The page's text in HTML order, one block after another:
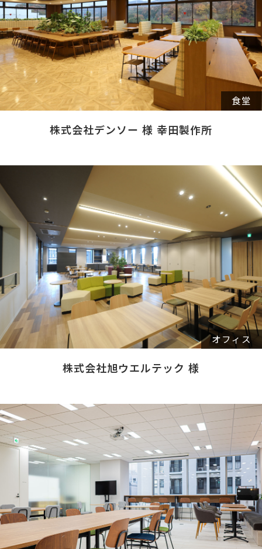
食堂
株式会社デンソー 様 幸田製作所
オフィス
株式会社旭ウエルテック 様